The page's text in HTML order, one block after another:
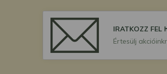
IRATKOZZ
Értesülj